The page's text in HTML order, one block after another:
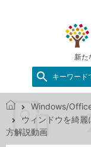
新た
キーワード
で
き
Windows/
ウィンドウを綺
方解説動画